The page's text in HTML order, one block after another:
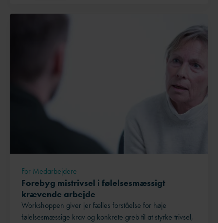
For Medarbejdere
Forebyg mistrivsel i følelsesmæssigt
krævende arbejde
Workshoppen giver jer fælles forståelse for høje
følelsesmæssige krav og konkrete greb til at styrke trivsel,